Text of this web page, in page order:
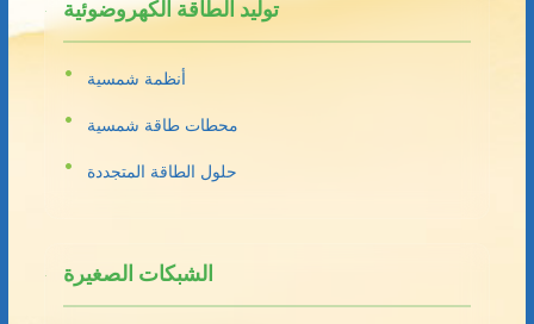
توليد الطاقة الكهروضوئية
أنظمة شمسية
محطات طاقة شمسية
حلول الطاقة المتجددة
الشبكات الصغيرة